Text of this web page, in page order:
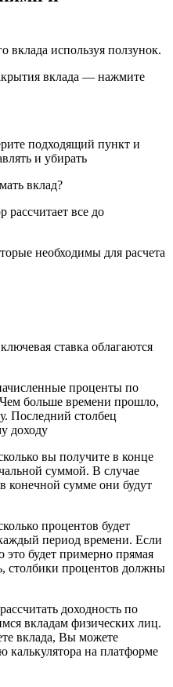
вклада используя ползунок.
вклада — нажмите
подходящий пункт и
и убирать
вклад?
рассчитает все до
необходимы для расчета
ставка облагаются
проценты по
больше времени прошло,
Последний столбец
доходу
вы получите в конце
суммой. В случае
конечной сумме они будут
процентов будет
период времени. Если
это будет примерно прямая
столбики процентов должны
доходность по
вкладам физических лиц.
вклада, Вы можете
калькулятора на платформе